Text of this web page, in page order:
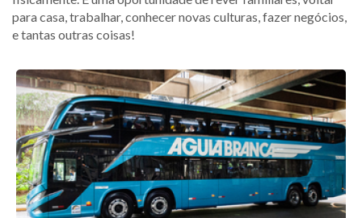
para casa, trabalhar, conhecer novas culturas, fazer negócios,
e tantas outras coisas!